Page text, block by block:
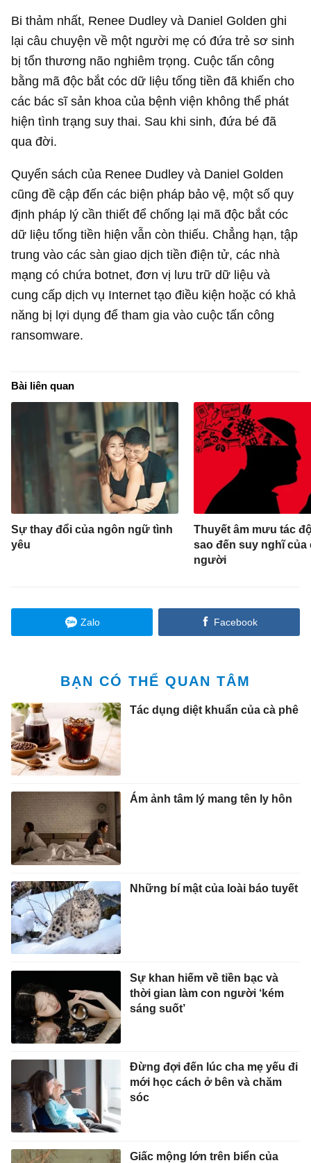
Bi thảm nhất, Renee Dudley và Daniel Golden ghi
lại câu chuyện về một người mẹ có đứa trẻ sơ sinh
bị tổn thương não nghiêm trọng. Cuộc tấn công
bằng mã độc bắt cóc dữ liệu tống tiền đã khiến cho
các bác sĩ sản khoa của bệnh viện không thể phát
hiện tình trạng suy thai. Sau khi sinh, đứa bé đã
qua đời.
Quyển sách của Renee Dudley và Daniel Golden
cũng đề cập đến các biện pháp bảo vệ, một số quy
định pháp lý cần thiết để chống lại mã độc bắt cóc
dữ liệu tống tiền hiện vẫn còn thiếu. Chẳng hạn, tập
trung vào các sàn giao dịch tiền điện tử, các nhà
mạng có chứa botnet, đơn vị lưu trữ dữ liệu và
cung cấp dịch vụ Internet tạo điều kiện hoặc có khả
năng bị lợi dụng để tham gia vào cuộc tấn công
ransomware.
Bài liên quan
Sự thay đổi của ngôn ngữ tình
yêu
Thuyết âm mưu tác
sao đến suy nghĩ của
người
Zalo Facebook
BẠN CÓ THỂ QUAN TÂM
Tác dụng diệt khuẩn của cà phê
Ám ảnh tâm lý mang tên ly hôn
Những bí mật của loài báo tuyết
Sự khan hiếm về tiền bạc và
thời gian làm con người ‘kém
sáng suốt’
Đừng đợi đến lúc cha mẹ yếu đi
mới học cách ở bên và chăm
sóc
Giấc mộng lớn trên biển của